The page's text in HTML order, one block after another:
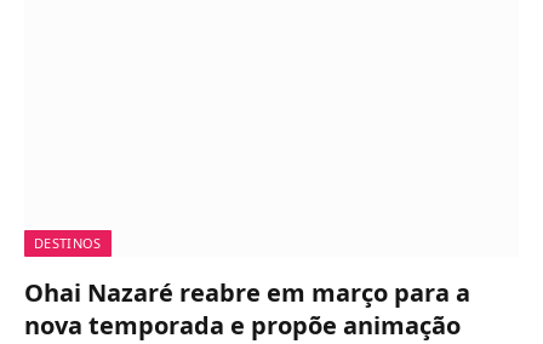
DESTINOS
Ohai Nazaré reabre em março para a
nova temporada e propõe animação